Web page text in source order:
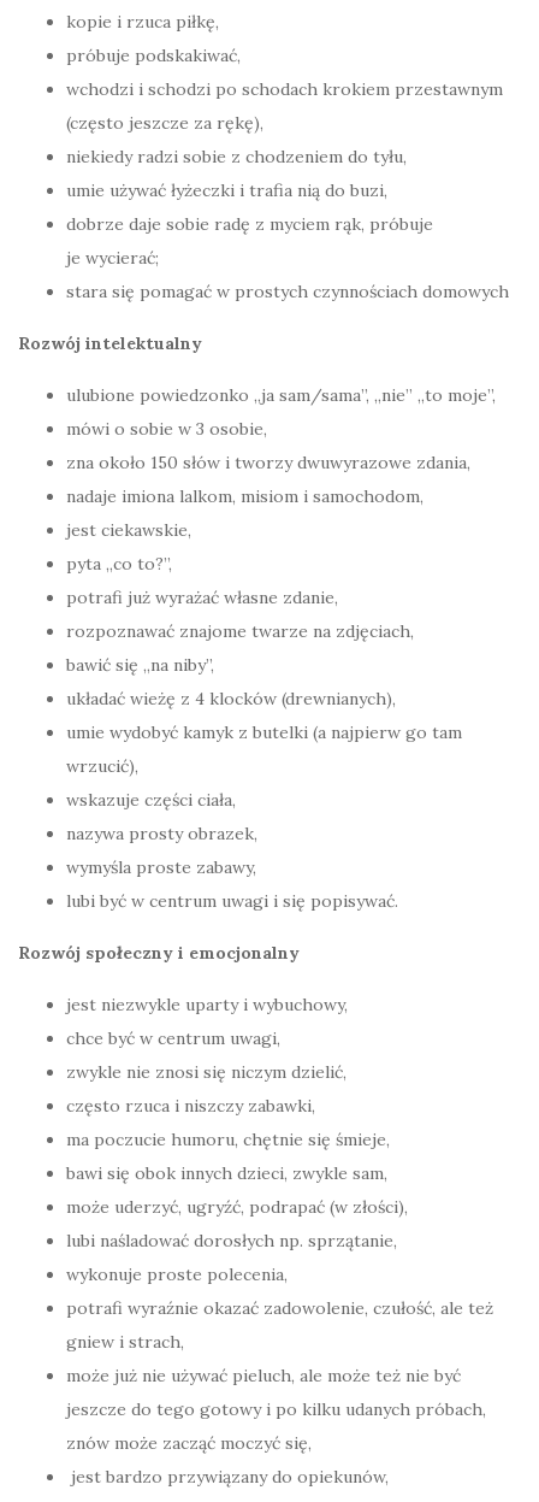
kopie i rzuca piłkę,
próbuje podskakiwać,
wchodzi i schodzi po schodach krokiem przestawnym
(często jeszcze za rękę),
niekiedy radzi sobie z chodzeniem do tyłu,
umie używać łyżeczki i trafia nią do buzi,
dobrze daje sobie radę z myciem rąk, próbuje
je wycierać;
stara się pomagać w prostych czynnościach domowych
Rozwój intelektualny
ulubione powiedzonko „ja sam/sama”, „nie” „to moje”,
mówi o sobie w 3 osobie,
zna około 150 słów i tworzy dwuwyrazowe zdania,
nadaje imiona lalkom, misiom i samochodom,
jest ciekawskie,
pyta „co to?”,
potrafi już wyrażać własne zdanie,
rozpoznawać znajome twarze na zdjęciach,
bawić się „na niby”,
układać wieżę z 4 klocków (drewnianych),
umie wydobyć kamyk z butelki (a najpierw go tam
wrzucić),
wskazuje części ciała,
nazywa prosty obrazek,
wymyśla proste zabawy,
lubi być w centrum uwagi i się popisywać.
Rozwój społeczny i emocjonalny
jest niezwykle uparty i wybuchowy,
chce być w centrum uwagi,
zwykle nie znosi się niczym dzielić,
często rzuca i niszczy zabawki,
ma poczucie humoru, chętnie się śmieje,
bawi się obok innych dzieci, zwykle sam,
może uderzyć, ugryźć, podrapać (w złości),
lubi naśladować dorosłych np. sprzątanie,
wykonuje proste polecenia,
potrafi wyraźnie okazać zadowolenie, czułość, ale też
gniew i strach,
może już nie używać pieluch, ale może też nie być
jeszcze do tego gotowy i po kilku udanych próbach,
znów może zacząć moczyć się,
jest bardzo przywiązany do opiekunów,